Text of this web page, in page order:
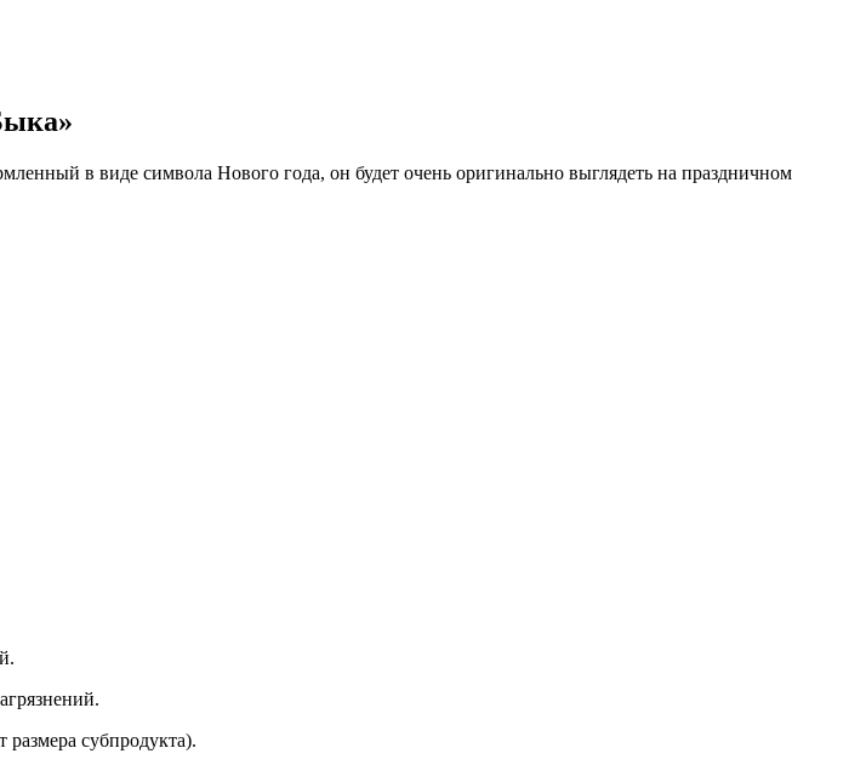
в виде символа Нового года, он будет очень оригинально выглядеть на праздничном
размера субпродукта).